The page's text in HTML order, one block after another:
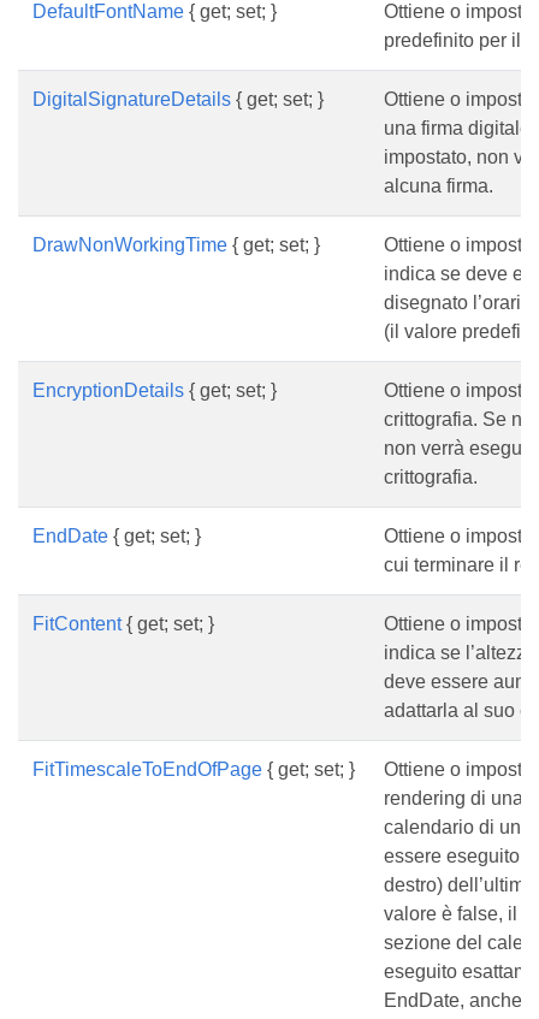
DefaultFontName { get; set; }
Ottiene o imposta
predefinito per il
DigitalSignatureDetails { get; set; }
Ottiene o
una firma
impostato, non
alcuna firma.
DrawNonWorkingTime { get; set; }
Ottiene o
indica se deve
disegnato
(il valore
EncryptionDetails { get; set; }
Ottiene o
crittografia. Se
non verrà
crittografia.
EndDate { get; set; }
Ottiene o imposta
cui terminare il
FitContent{ get; set; }
Ottiene o
indica se
deve essere
adattarla al suo
FitTimescaleToEndOfPage { get; set; }
Ottiene o imposta
rendering di una
calendario di una
essere eseguito
destro)
valore è false, il
sezione del
eseguito
EndDate, anche